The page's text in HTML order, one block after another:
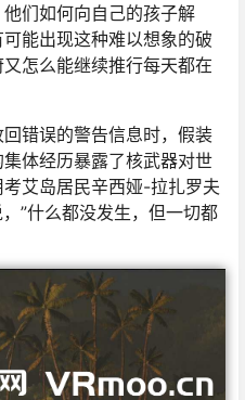
们如何向自己的孩子解
能出现这种难以想象的破
怎么能继续推行每天都在
错误的警告信息时，假装
体经历暴露了核武器对世
艾岛居民辛西娅-拉扎罗夫
”什么都没发生，但一切都